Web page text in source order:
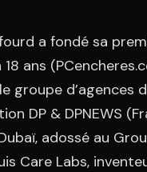
& SSII
a fondé sa
ans
groupe d’agences
DP & DPNEWS
adossé au
Care Labs,